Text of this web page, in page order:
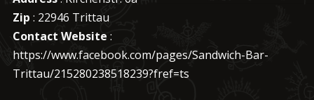
Zip : 22946 Trittau
Contact Website :
https://www.facebook.com/pages/Sandwich-Bar-
Trittau/215280238518239?fref=ts